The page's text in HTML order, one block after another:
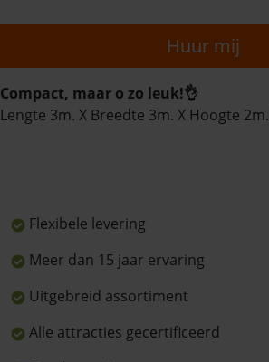
Huur mij
Compact, maar o zo leuk!👌
Lengte 3m. X Breedte 3m. X Hoogte 2m.
Flexibele levering
Meer dan 15 jaar ervaring
Uitgebreid assortiment
Alle attracties gecertificeerd